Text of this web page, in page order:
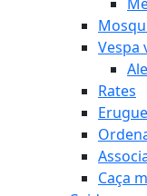
Vespa
Rates
Caça